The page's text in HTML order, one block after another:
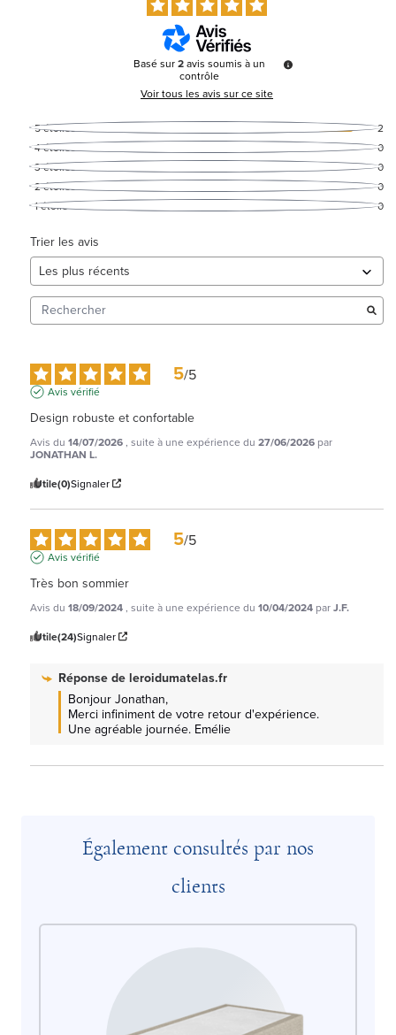
Basé sur2avis soumis à un
contrôle
Voir tous les avis sur ce site
5étoiles
2
4étoiles
0
3étoiles
0
2étoiles
0
1étoile 0
Trier les avis
5/5
Avis vérifié
Design robuste et confortable
Avis du 14/07/2026, suite à une expérience du 27/06/2026 par
JONATHAN L.
Utile(0)Signaler
5/5
Avis vérifié
Très bon sommier
Avis du 18/09/2024, suite à une expérience du 10/04/2024 parJ.F.
Utile(24)Signaler
Réponse deleroidumatelas.fr
Bonjour Jonathan,
Merci infiniment de votre retour d'expérience.
Une agréable journée. Emélie
Également consultés par nos
clients